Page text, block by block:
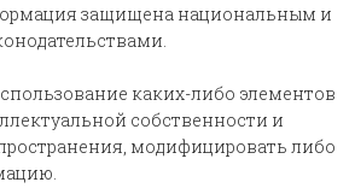
защищена национальным и
каких-либо элементов
собственности и
модифицировать либо